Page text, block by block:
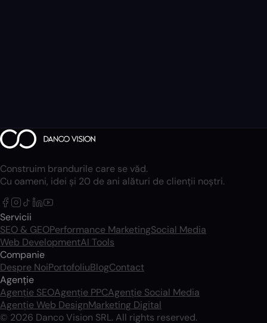
Construim brandurile care se văd.
Cu oameni, idei și 20 de ani alături de clienții noștri.
Servicii
SEO & GEOPerformance MarketingSocial Media
Web DevelopmentAI Tools
Companie
Despre NoiPortofoliuBlogContact
Agenție
Agenție SEOAgenție PPCAgenție Social Media
Agenție Web DesignMarketing Digital
© 2026 Danco Vision SRL. All rights reserved.